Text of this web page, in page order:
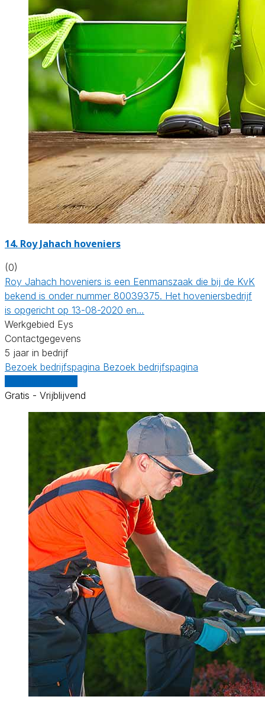
14. Roy Jahach hoveniers
(0)
Roy Jahach hoveniers is een Eenmanszaak die bij de KvK
bekend is onder nummer 80039375. Het hoveniersbedrijf
is opgericht op 13-08-2020 en…
Werkgebied Eys
Contactgegevens
5 jaar in bedrijf
Bezoek bedrijfspagina Bezoek bedrijfspagina
Gratis - Vrijblijvend